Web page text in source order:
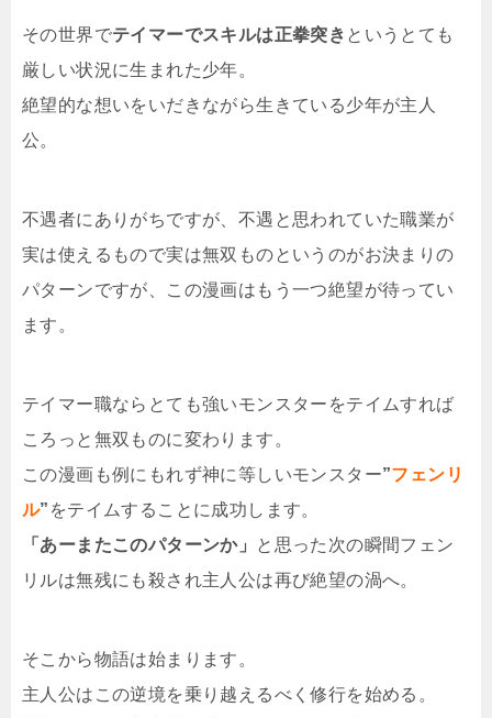
その世界でテイマーでスキルは正拳突き というとても
厳しい状況に生まれた少年。
絶望的な想いをいだきながら生きている少年が主人
公。
不遇者にありがちですが、不遇と思われていた職業が
実は使えるもので実は無双ものというのがお決まりの
パターンですが、この漫画はもう一つ絶望が待ってい
ます。
テイマー職ならとても強いモンスターをテイムすれば
ころっと無双ものに変わります。
この漫画も例にもれず神に等しいモンスター”フェンリ
ル” をテイムすることに成功します。
「あーまたこのパターンか」
と思った次の瞬間フェン
リルは無残にも殺され主人公は再び絶望の渦へ。
そこから物語は始まります。
主人公はこの逆境を乗り越えるべく修行を始める。